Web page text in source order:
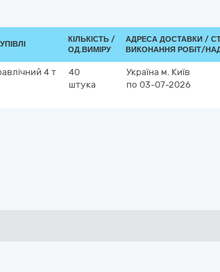
КІЛЬКІСТЬ /
ОД.ВИМІРУ
АДРЕСА ДОСТАВКИ /
ВИКОНАННЯ РОБІТ/
4 т
40
штука
Україна м. Київ
по 03-07-2026